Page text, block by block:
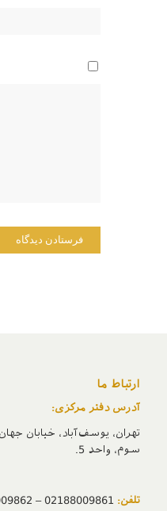
ارتباط ما
آدرس دفتر مرکزی:
سوم، واحد 5.
تلفن: 02188009861 – 02188009862